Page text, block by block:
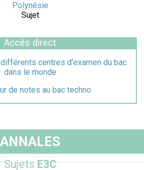
Polynésie
Sujet
Accès direct
centres d'examen du bac
dans le monde
de notes au bac techno
ANNALES
SujetsE3C